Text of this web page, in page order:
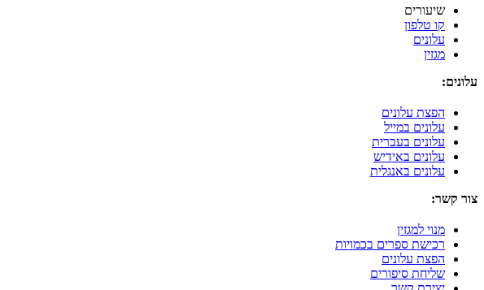
שיעורים
קו טלפון
עלונים
מגזין
עלונים:
הפצת עלונים
עלונים במייל
עלונים בעברית
עלונים באידיש
עלונים באנגלית
צור קשר:
מנוי למגזין
רכישת ספרים בכמויות
הפצת עלונים
שליחת סיפורים